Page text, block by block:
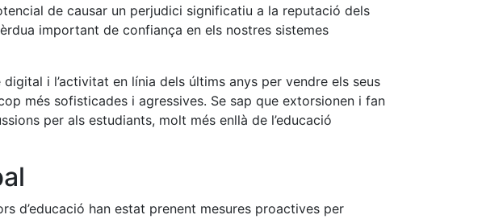
de causar un perjudici significatiu a la reputació dels
important de confiança en els nostres sistemes
i l’activitat en línia dels últims anys per vendre els seus
més sofisticades i agressives. Se sap que extorsionen i fan
per als estudiants, molt més enllà de l’educació
d’educació han estat prenent mesures proactives per